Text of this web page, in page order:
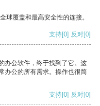
球覆盖和最高安全性的连接。
支持[0] 反对[0]
办公软件，终于找到了它。这
办公的所有需求。操作也很简
支持[0] 反对[0]